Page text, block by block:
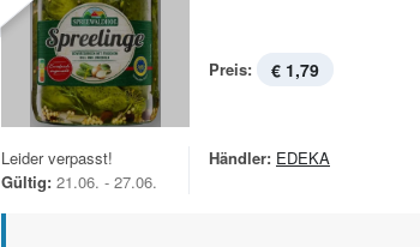
Preis: € 1,79
Leider verpasst!
Gültig: 21.06. - 27.06.
Händler: EDEKA